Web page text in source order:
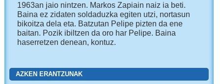
1963an jaio nintzen. Markos Zapiain naiz ia beti.
Baina ez zidaten soldaduzka egiten utzi, nortasun
bikoitza dela eta. Batzutan Pelipe pizten da ene
baitan. Pozik ibiltzen da oro har Pelipe. Baina
haserretzen denean, kontuz.
AZKEN ERANTZUNAK